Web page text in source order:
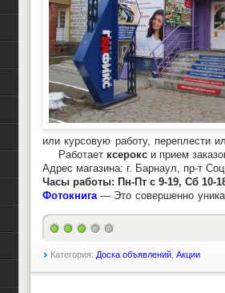
или курсовую работу, переплести
Работает ксерокс и прием
Адрес магазина: г. Барнаул, пр-т
Часы работы: Пн-Пт с 9-19, Сб 10-
Фотокнига— Это совершенно
Категория: Доска объявлений, Акции